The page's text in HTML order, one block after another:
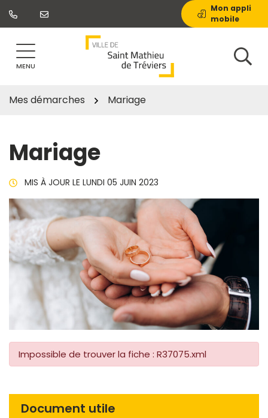
Aller
Mon appli
mobile
MENU
Mes démarches Mariage
Mariage
MIS À JOUR LE LUNDI 05 JUIN 2023
Impossible de trouver la fiche : R37075.xml
Document utile